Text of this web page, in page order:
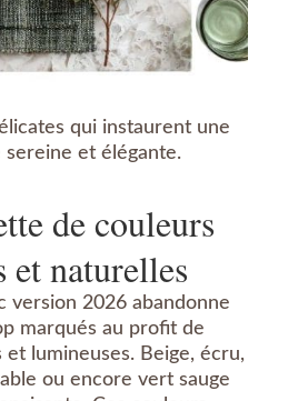
qui instaurent une
sereine et élégante.
de couleurs
et naturelles
version 2026 abandonne
marqués au profit de
lumineuses. Beige, écru,
ou encore vert sauge